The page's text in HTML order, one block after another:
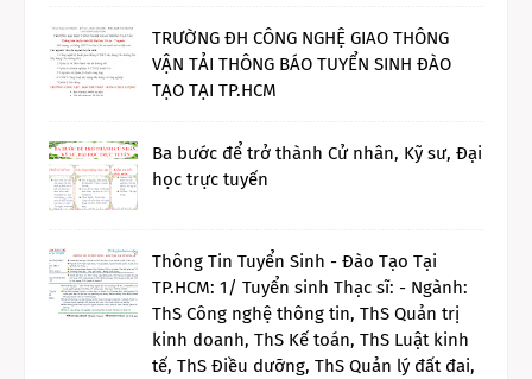
TRƯỜNG ĐH CÔNG NGHỆ GIAO THÔNG
VẬN TẢI THÔNG BÁO TUYỂN SINH ĐÀO
TẠO TẠI TP.HCM
Ba bước để trở thành Cử nhân, Kỹ sư, Đại
học trực tuyến
Thông Tin Tuyển Sinh - Đào Tạo Tại
TP.HCM: 1/ Tuyển sinh Thạc sĩ: - Ngành:
ThS Công nghệ thông tin, ThS Quản trị
kinh doanh, ThS Kế toán, ThS Luật kinh
tế, ThS Điều dưỡng, ThS Quản lý đất đai,